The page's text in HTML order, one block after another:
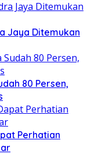
Jaya Ditemukan
80 Persen,
Perhatian